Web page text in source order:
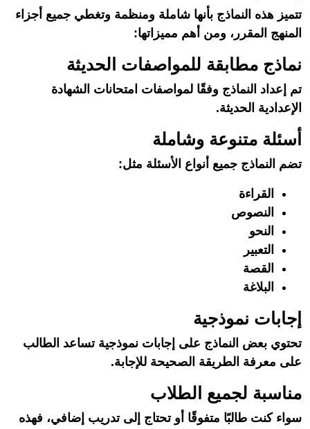
تتميز هذه النماذج بأنها شاملة ومنظمة وتغطي جميع أجزاء
المنهج المقرر، ومن أهم مميزاتها:
نماذج مطابقة للمواصفات الحديثة
تم إعداد النماذج وفقًا لمواصفات امتحانات الشهادة
الإعدادية الحديثة.
أسئلة متنوعة وشاملة
تضم النماذج جميع أنواع الأسئلة مثل:
القراءة
النصوص
النحو
التعبير
القصة
البلاغة
إجابات نموذجية
تحتوي بعض النماذج على إجابات نموذجية تساعد الطالب
على معرفة الطريقة الصحيحة للإجابة.
مناسبة لجميع الطلاب
سواء كنت طالبًا متفوقًا أو تحتاج إلى تدريب إضافي، فهذه